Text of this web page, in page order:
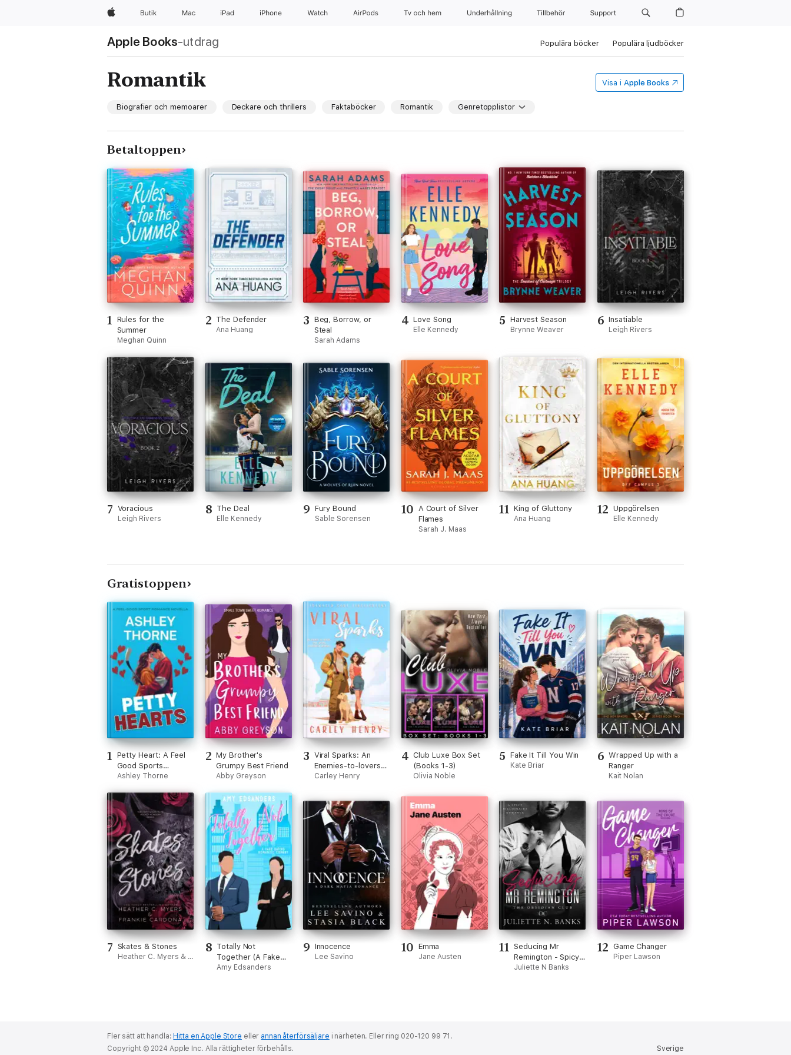
Apple Butik Mac iPad iPhone Watch AirPods Tv och hem Underhållning Tillbehör Support
Apple Books‑utdrag Populära böcker Populära ljudböcker
Romantik Visa i Apple Books
Biografier och memoarer Deckare och thrillers Faktaböcker Romantik Genretopplistor
Betaltoppen
1 Rules for the
Summer
Meghan Quinn
2 The Defender
Ana Huang
3 Beg, Borrow, or
Steal
Sarah Adams
4 Love Song
Elle Kennedy
5 Harvest Season
Brynne Weaver
6 Insatiable
Leigh Rivers
7 Voracious
Leigh Rivers
8 The Deal
Elle Kennedy
9 Fury Bound
Sable Sorensen
10 A Court of Silver
Flames
Sarah J. Maas
11 King of Gluttony
Ana Huang
12 Uppgörelsen
Elle Kennedy
Gratistoppen
1 Petty Heart: A Feel
Good Sports
Romance Novella
Ashley Thorne
2 My Brother's
Grumpy Best Friend
Abby Greyson
3 Viral Sparks: An
Enemies-to-lovers
Fake Dating
Carley Henry
4 Club Luxe Box Set
(Books 1-3)
Olivia Noble
5 Fake It Till You Win
Kate Briar
6 Wrapped Up with a
Ranger
Kait Nolan
7 Skates & Stones
Heather C. Myers & Frankie Cardona
8 Totally Not
Together (A Fake
Dating Romantic
Amy Edsanders
9 Innocence
Lee Savino
10 Emma
Jane Austen
11 Seducing Mr
Remington - Spicy
Billionaire Romance
Juliette N Banks
12 Game Changer
Piper Lawson
Fler sätt att handla: Hitta en Apple Store eller annan återförsäljare i närheten. Eller ring 020-120 99 71.
Sverige
Copyright © 2024 Apple Inc. Alla rättigheter förbehålls.